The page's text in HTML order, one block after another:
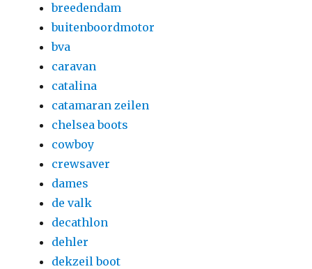
breedendam
buitenboordmotor
bva
caravan
catalina
catamaran zeilen
chelsea boots
cowboy
crewsaver
dames
de valk
decathlon
dehler
dekzeil boot